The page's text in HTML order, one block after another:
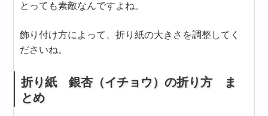
とっても素敵なんですよね。
飾り付け方によって、折り紙の大きさを調整してく
ださいね。
折り紙 銀杏（イチョウ）の折り方 ま
とめ